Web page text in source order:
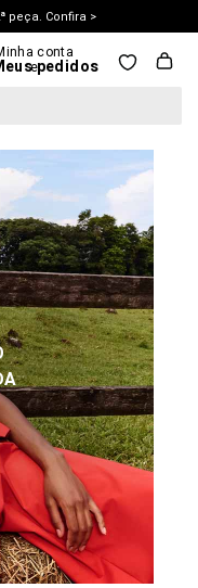
peça. Confira >